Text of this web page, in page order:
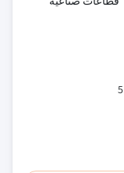
قيمة العلاقة لمدة 5